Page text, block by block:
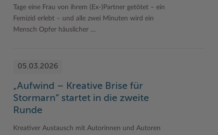
Tage eine Frau von ihrem (Ex-)Partner getötet – ein
Femizid erlebt – und alle zwei Minuten wird ein
Mensch Opfer häuslicher …
05.03.2026
„Aufwind – Kreative Brise für
Stormarn“ startet in die zweite
Runde
Kreativer Austausch mit Autorinnen und Autoren